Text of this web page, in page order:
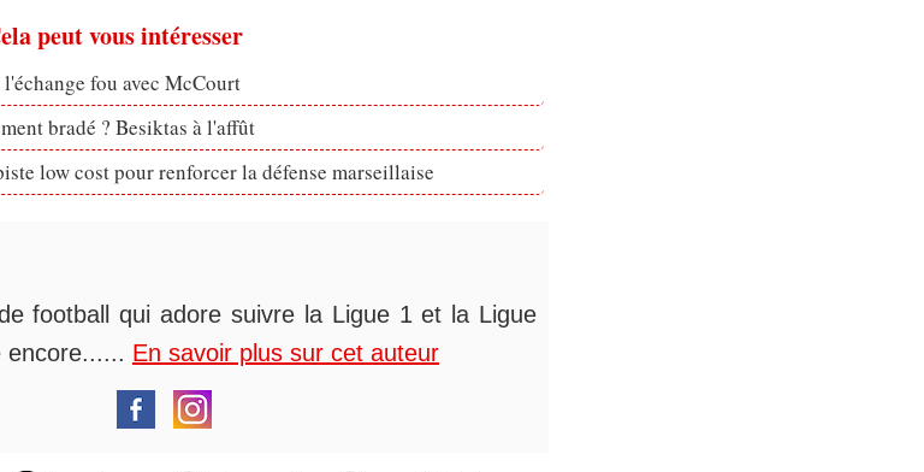
peut vous intéresser
fou avec McCourt
bradé ? Besiktas à l'affût
low cost pour renforcer la défense marseillaise
football qui adore suivre la Ligue 1 et la Ligue
encore...... En savoir plus sur cet auteur